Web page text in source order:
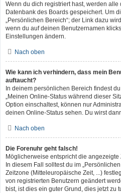
Wenn du dich registriert hast, werden
Datenbank des Boards gespeichert. Um
„Persönlichen Bereich“; der Link dazu
wenn du auf deinen Benutzernamen
Einstellungen ändern.
Nach oben
Wie kann ich verhindern, dass mein
auftaucht?
In deinem persönlichen Bereich findest
„Meinen Online-Status während dieser
Option einschaltest, können nur
deinen Online-Status sehen. Du wirst
Nach oben
Die Forenuhr geht falsch!
Möglicherweise entspricht die
In diesem Fall solltest du im
Zeitzone (Mitteleuropäische Zeit, ...)
von registrierten Benutzern geändert
bist, ist dies ein guter Grund, dies jetzt zu